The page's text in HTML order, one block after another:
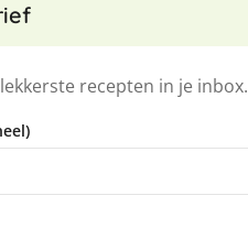
recepten in je inbox.